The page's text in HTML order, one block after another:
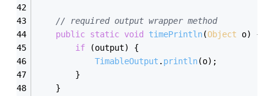
// required output wrapper method
public static void timePrintln(Object o)
{
if (output) {
TimableOutput . println(o);
        }
    }